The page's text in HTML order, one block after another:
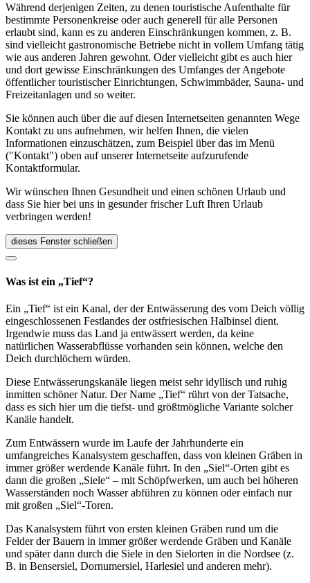
Während derjenigen Zeiten, zu denen touristische Aufenthalte für
bestimmte Personenkreise oder auch generell für alle Personen
erlaubt sind, kann es zu anderen Einschränkungen kommen, z. B.
sind vielleicht gastronomische Betriebe nicht in vollem Umfang tätig
wie aus anderen Jahren gewohnt. Oder vielleicht gibt es auch hier
und dort gewisse Einschränkungen des Umfanges der Angebote
öffentlicher touristischer Einrichtungen, Schwimmbäder, Sauna- und
Freizeitanlagen und so weiter.
Sie können auch über die auf diesen Internetseiten genannten Wege
Kontakt zu uns aufnehmen, wir helfen Ihnen, die vielen
Informationen einzuschätzen, zum Beispiel über das im Menü
("Kontakt") oben auf unserer Internetseite aufzurufende
Kontaktformular.
Wir wünschen Ihnen Gesundheit und einen schönen Urlaub und
dass Sie hier bei uns in gesunder frischer Luft Ihren Urlaub
verbringen werden!
dieses Fenster schließen
Was ist ein „Tief“?
Ein „Tief“ ist ein Kanal, der der Entwässerung des vom Deich völlig
eingeschlossenen Festlandes der ostfriesischen Halbinsel dient.
Irgendwie muss das Land ja entwässert werden, da keine
natürlichen Wasserabflüsse vorhanden sein können, welche den
Deich durchlöchern würden.
Diese Entwässerungskanäle liegen meist sehr idyllisch und ruhig
inmitten schöner Natur. Der Name „Tief“ rührt von der Tatsache,
dass es sich hier um die tiefst- und größtmögliche Variante solcher
Kanäle handelt.
Zum Entwässern wurde im Laufe der Jahrhunderte ein
umfangreiches Kanalsystem geschaffen, dass von kleinen Gräben in
immer größer werdende Kanäle führt. In den „Siel“-Orten gibt es
dann die großen „Siele“ – mit Schöpfwerken, um auch bei höheren
Wasserständen noch Wasser abführen zu können oder einfach nur
mit großen „Siel“-Toren.
Das Kanalsystem führt von ersten kleinen Gräben rund um die
Felder der Bauern in immer größer werdende Gräben und Kanäle
und später dann durch die Siele in den Sielorten in die Nordsee (z.
B. in Bensersiel, Dornumersiel, Harlesiel und anderen mehr).